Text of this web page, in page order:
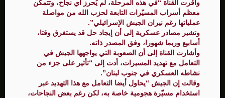
وأقرت القناة “في هذه المرحلة، لم يُحرز أي نجاح، وتتمكن
معظم أسراب المسيّرات التابعة لحزب الله من مواصلة
عملياتها رغم نيران الجيش الإسرائيلي”.
وتشير مصادر عسكرية إلى أن إيجاد حل قد يستغرق وقتا،
أسابيع وربما شهورا، وفق المصدر ذاته.
وأشارت القناة إلى أن الصعوبة التي يواجهها الجيش في
التعامل مع تهديد المسيرات، أدت إلى “تأثير على جزء من
نشاطه العسكري في جنوب لبنان”.
وقالت إن الجيش “يحاول أيضا التعامل مع هذا التهديد عبر
استخدام مسيّرة هجومية خاصة به، لكن رغم بعض النجاحات،